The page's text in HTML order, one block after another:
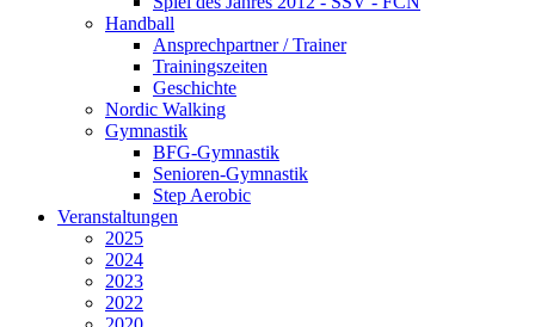
Handball
Ansprechpartner / Trainer
Trainingszeiten
Geschichte
Nordic Walking
Gymnastik
BFG-Gymnastik
Senioren-Gymnastik
Step Aerobic
Veranstaltungen
2025
2024
2023
2022